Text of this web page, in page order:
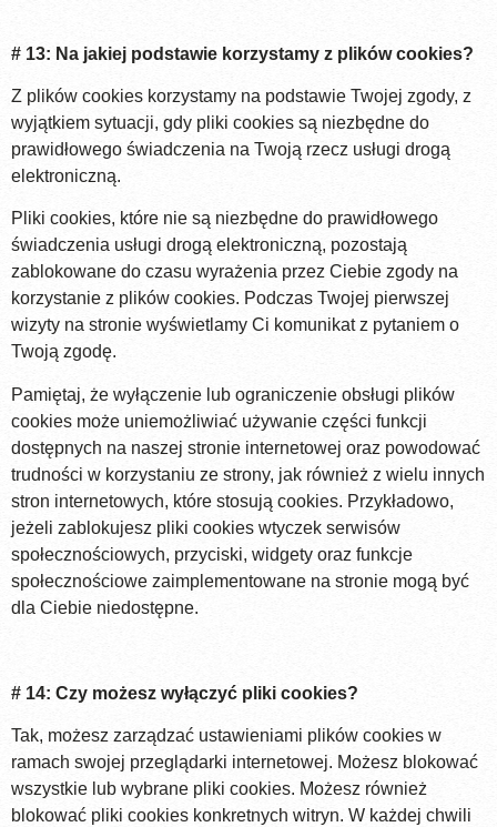
# 13: Na jakiej podstawie korzystamy z plików cookies?
Z plików cookies korzystamy na podstawie Twojej zgody, z
wyjątkiem sytuacji, gdy pliki cookies są niezbędne do
prawidłowego świadczenia na Twoją rzecz usługi drogą
elektroniczną.
Pliki cookies, które nie są niezbędne do prawidłowego
świadczenia usługi drogą elektroniczną, pozostają
zablokowane do czasu wyrażenia przez Ciebie zgody na
korzystanie z plików cookies. Podczas Twojej pierwszej
wizyty na stronie wyświetlamy Ci komunikat z pytaniem o
Twoją zgodę.
Pamiętaj, że wyłączenie lub ograniczenie obsługi plików
cookies może uniemożliwiać używanie części funkcji
dostępnych na naszej stronie internetowej oraz powodować
trudności w korzystaniu ze strony, jak również z wielu innych
stron internetowych, które stosują cookies. Przykładowo,
jeżeli zablokujesz pliki cookies wtyczek serwisów
społecznościowych, przyciski, widgety oraz funkcje
społecznościowe zaimplementowane na stronie mogą być
dla Ciebie niedostępne.
# 14: Czy możesz wyłączyć pliki cookies?
Tak, możesz zarządzać ustawieniami plików cookies w
ramach swojej przeglądarki internetowej. Możesz blokować
wszystkie lub wybrane pliki cookies. Możesz również
blokować pliki cookies konkretnych witryn. W każdej chwili